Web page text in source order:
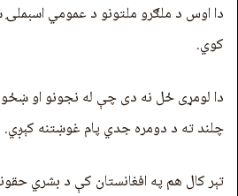
دا اوس د ملګرو ملتونو د عمومي
کوي.
دا لومړی ځل نه دی چې له نجونو او
چلند ته د دومره جدي پام غوښتنه کېږي.
تېر کال هم په افغانستان کې د بشري